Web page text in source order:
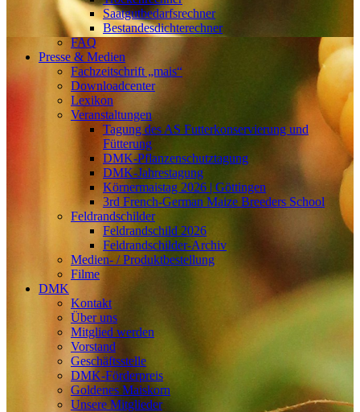
Saatgutbedarfsrechner
Bestandesdichterechner
FAQ
Presse & Medien
Fachzeitschrift „mais“
Downloadcenter
Lexikon
Veranstaltungen
Tagung des AS Futterkonservierung und
Fütterung
DMK-Pflanzenschutztagung
DMK-Jahrestagung
Körnermaistag 2026 | Göttingen
3rd French-German Maize Breeders School
Feldrandschilder
Feldrandschild 2026
Feldrandschilder-Archiv
Medien- / Produktbestellung
Filme
DMK
Kontakt
Über uns
Mitglied werden
Vorstand
Geschäftsstelle
DMK-Förderpreis
Goldenes Maiskorn
Unsere Mitglieder